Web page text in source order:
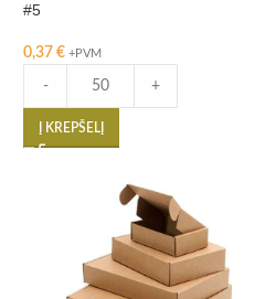
#5
0,37 € +PVM
- +
Į KREPŠELĮ